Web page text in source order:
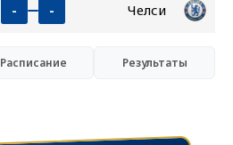
- - Челси
Расписание Результаты